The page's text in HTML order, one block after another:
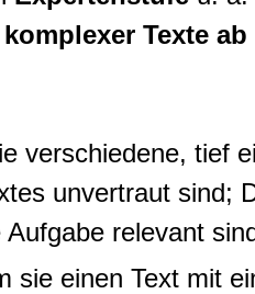
Texte ab
verschiedene, tief
unvertraut sind;
relevant
sie einen Text mit